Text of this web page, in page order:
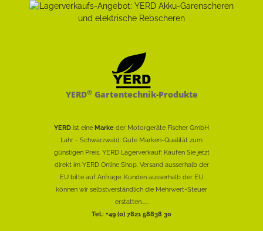
YERD®Gartentechnik-Produkte
YERD ist eine Marke der Motorgeräte Fischer GmbH
Lahr - Schwarzwald: Gute Marken-Qualität zum
günstigen Preis. YERD Lagerverkauf: Kaufen Sie jetzt
direkt im YERD Online Shop. Versand ausserhalb der
EU bitte auf Anfrage. Kunden ausserhalb der EU
können wir selbstverständlich die Mehrwert-Steuer
erstatten......
Tel.: +49 (0) 7821 58838 30